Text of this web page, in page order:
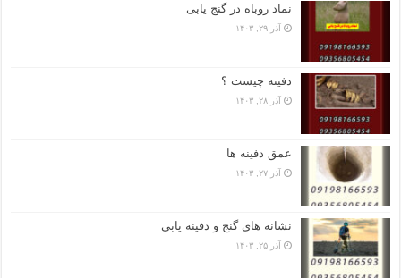
نماد روباه در گنج یابی
آذر ۲۹, ۱۴۰۳
دفینه چیست ؟
آذر ۲۸, ۱۴۰۳
عمق دفینه ها
آذر ۲۷, ۱۴۰۳
نشانه های گنج و دفینه یابی
آذر ۲۵, ۱۴۰۳